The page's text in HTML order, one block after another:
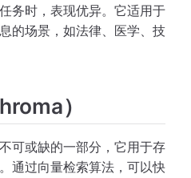
务时，表现优异。它适用于
的场景，如法律、医学、技
）
可或缺的一部分，它用于存
通过向量检索算法，可以快